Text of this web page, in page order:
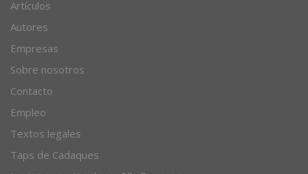
Recetas
Artículos
Autores
Empresas
Sobre nosotros
Contacto
Empleo
Textos legales